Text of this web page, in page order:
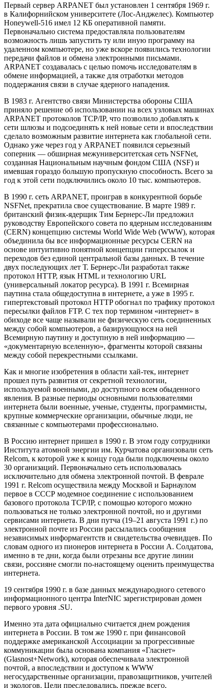
Первый сервер ARPANET был установлен 1 сентября 1969 г.
в Калифорнийском университете (Лос-Анджелес). Компьютер
Honeywell-516 имел 12 КБ оперативной памяти.
Первоначально система предоставляла пользователям
возможность лишь запустить ту или иную программу на
удаленном компьютере, но уже вскоре появились технологии
передачи файлов и обмена электронными письмами.
ARPANET создавалась с целью помочь исследователям в
обмене информацией, а также для отработки методов
поддержания связи в случае ядерного нападения.
В 1983 г. Агентство связи Министерства обороны США
приняло решение об использовании на всех узловых машинах
ARPANET протоколов TCP/IP, что позволило добавлять к
сети шлюзы и подсоединять к ней новые сети и впоследствии
сделало возможным развитие интернета как глобальной сети.
Однако уже через год у ARPANET появился серьезный
соперник — обширная межуниверситетская сеть NSFNet,
созданная Национальным научным фондом США (NSF) и
имевшая гораздо большую пропускную способность. Всего за
год к этой сети подключились около 10 тыс. компьютеров.
В 1990 г. сеть ARPANET, проиграв в конкурентной борьбе
NSFNet, прекратила свое существование. В марте 1989 г.
британский физик-ядерщик Тим Бернерс-Ли предложил
руководству Европейского совета по ядерным исследованиям
(CERN) концепцию системы World Wide Web (WWW), которая
объединила бы все информационные ресурсы CERN на
основе интуитивно понятной концепции гиперссылок и
переходов без единой центральной базы данных. В течение
двух последующих лет Т. Бернерс-Ли разработал также
протокол HTTP, язык HTML и технологию URL
(универсальный локатор ресурса). В 1991 г. Всемирная
паутина стала общедоступна в интернете, а уже в 1995 г.
гипертекстовый протокол HTTP обогнал по трафику протокол
пересылки файлов FTP. С тех пор термином «интернет» в
обиходе все чаще называли не физическую сеть соединенных
между собой компьютеров, а базирующуюся на ней
Всемирную паутину и доступную в ней информацию —
«документарную вселенную», фрагменты которой связаны
между собой перекрестными ссылками.
Как и многие изобретения в области хай-тек, интернет
прошел путь развития от секретной технологии,
используемой военными, до доступного всем обыденного
явления. В разные периоды основными пользователями
интернета были военные, ученые, студенты, программисты,
крупные коммерческие организации, обычные люди, не
связанные с компьютерами профессионально.
В Россию интернет пришел в 1990 г. В этом году сотрудники
Института атомной энергии им. Курчатова организовали сеть
Relcom, к которой уже к концу года были подключены около
30 организаций. Первоначально сеть использовалась
исключительно для обмена электронной почтой. В феврале
1991 г. Relcom осуществила между Москвой и Барнаулом
первое в СССР модемное соединение с использованием
базового протокола TCP/IP, с помощью которого можно
пользоваться не только электронной почтой, но и другими
сервисами интернета. В дни путча (19–21 августа 1991 г.) по
электронной почте из России рассылались сообщения
независимых информагентств и свидетельства очевидцев. По
словам одного из пионеров интернета в России А. Солдатова,
именно в те дни, когда были отрезаны все другие линии
связи, россияне смогли по-настоящему оценить преимущества
интернета.
19 сентября 1990 г. в базе данных международного сетевого
информационного центра InterNIC зарегистрирован домен
первого уровня .SU.
Именно эта дата официально считается днем рождения
интернета в России. В том же 1990 г. при финансовой
поддержке американской Ассоциации за прогрессивные
коммуникации была основана компания «Гласнет»
(Glasnost+Network), которая обеспечивала электронной
почтой, а впоследствии и доступом к WWW
негосударственные организации, правозащитников, учителей
и экологов. Цели преследовались, прежде всего,